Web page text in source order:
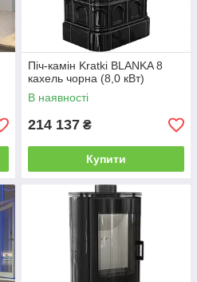
Піч-камін Kratki BLANKA 8
кахель чорна (8,0 кВт)
В наявності
214 137 ₴
Купити